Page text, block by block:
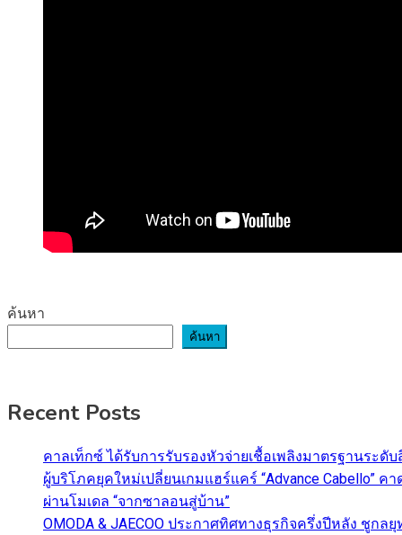
ค้นหา
ค้นหา
Recent Posts
คาลเท็กซ์ ได้รับการรับรองหัวจ่ายเชื้อเพลิงมาตรฐานร
ผู้บริโภคยุคใหม่เปลี่ยนเกมแฮร์แคร์ “Advance
ผ่านโมเดล “จากซาลอนสู่บ้าน”
OMODA & JAECOO ประกาศทิศทางธุรกิจครึ่งปีหลัง ชูกล